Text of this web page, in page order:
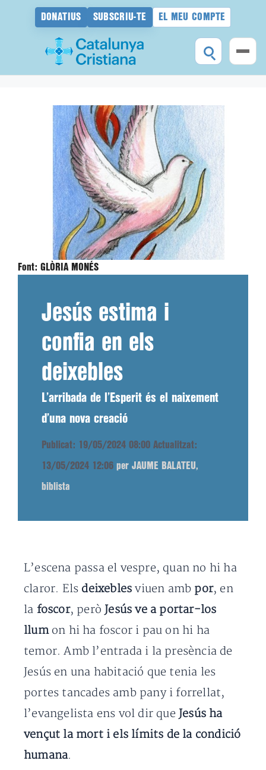
DONATIUS SUBSCRIU-TE EL MEU COMPTE
Font: GLÒRIA MONÉS
Jesús estima i
confia en els
deixebles
L’arribada de l’Esperit és el naixement
d’una nova creació
Publicat: 19/05/2024 08:00 Actualitzat:
13/05/2024 12:06 per JAUME BALATEU,
biblista
L’escena passa el vespre, quan no hi ha
claror. Els deixeblesviuen amb por, en
la foscor, però Jesús ve a portar-los
llumon hi ha foscor i pau on hi ha
temor. Amb l’entrada i la presència de
Jesús en una habitació que tenia les
portes tancades amb pany i forrellat,
l’evangelista ens vol dir que Jesús ha
vençut la mort i els límits de la condició
humana.